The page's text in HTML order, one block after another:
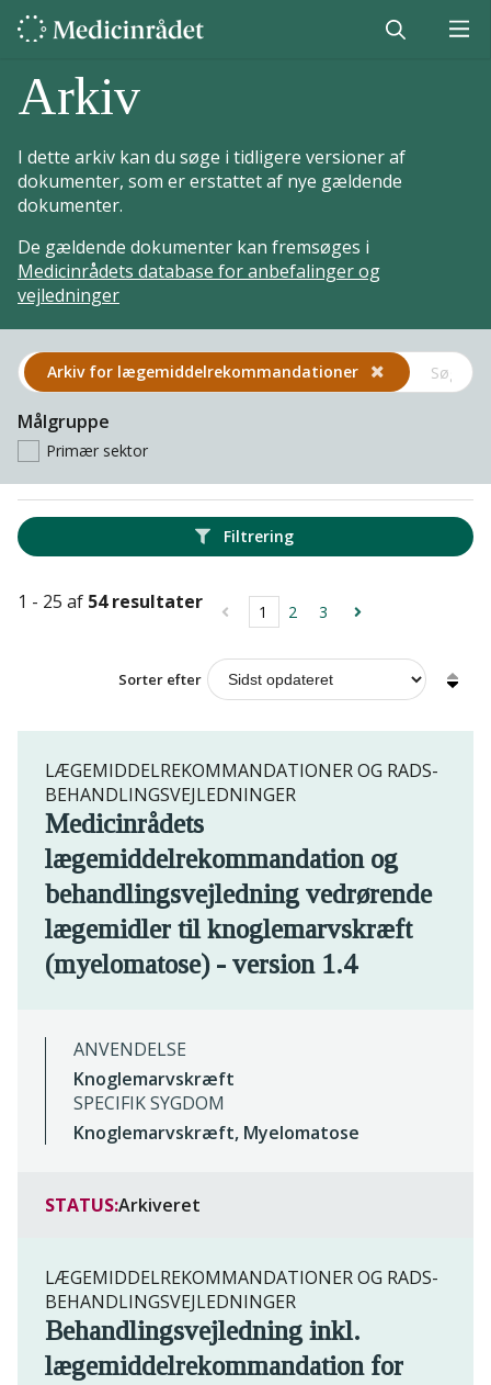
Arkiv
I dette arkiv kan du søge i tidligere versioner af
dokumenter, som er erstattet af nye gældende
dokumenter.
De gældende dokumenter kan fremsøges i
Medicinrådets database for anbefalinger og
vejledninger
Arkiv for lægemiddel­rekommandationer
Målgruppe
Primær sektor
Filtrering
1 - 25 af 54 resultater 1 2 3
Sorter efter
LÆGEMIDDELREKOMMANDATIONER OG RADS-
BEHANDLINGSVEJLEDNINGER
Medicinrådets
lægemiddelrekommandation og
behandlingsvejledning vedrørende
lægemidler til knoglemarvskræft
(myelomatose) - version 1.4
ANVENDELSE
Knoglemarvskræft
SPECIFIK SYGDOM
Knoglemarvskræft, Myelomatose
STATUS:Arkiveret
LÆGEMIDDELREKOMMANDATIONER OG RADS-
BEHANDLINGSVEJLEDNINGER
Behandlingsvejledning inkl.
lægemiddelrekommandation for